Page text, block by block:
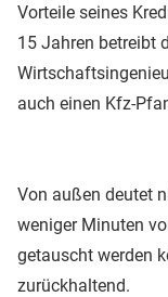
Vorteile seines
15 Jahren betreibt
auch einen Kfz-
Von außen deutet
weniger Minuten
getauscht werden
zurückhaltend.